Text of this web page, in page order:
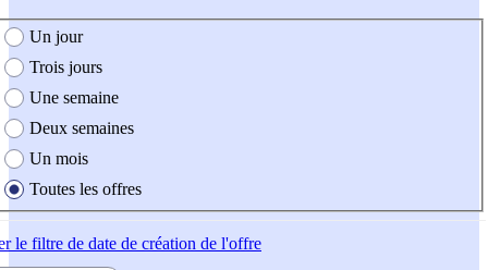
création de l'offre
Un jour
Trois jours
Une semaine
Deux semaines
Un mois
Toutes les offres
le filtre de date de création de l'offre